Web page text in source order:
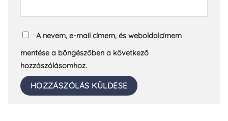
A nevem, e-mail címem, és weboldalcímem
mentése a böngészőben a következő
hozzászólásomhoz.